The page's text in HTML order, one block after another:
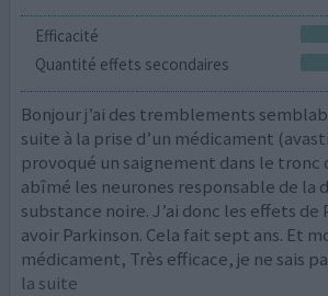
Efficacité
Quantité effets secondaires
Bonjour j’ai des tremblements
suite à la prise d’un médicament
provoqué un saignement dans le tronc
abîmé les neurones responsable de la
substance noire. J’ai donc les effets de
avoir Parkinson. Cela fait sept ans. Et
médicament, Très efficace, je ne sais
la suite